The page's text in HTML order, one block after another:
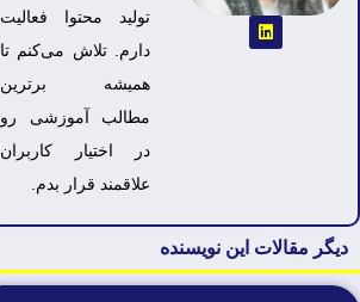
تولید محتوا فعالیت
دارم. تلاش می‌کنم تا
همیشه برترین
مطالب آموزشی رو
در اختیار کاربران
علاقمند قرار بدم.
دیگر مقالات این نویسنده